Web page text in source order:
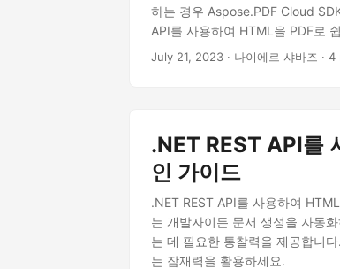
하는 경우 Aspose.PDF Cloud
API를 사용하여 HTML을 PDF로
July 21, 2023 · 나이에르 샤바즈 · 4
.NET REST API를
인 가이드
.NET REST API를 사용하여
는 개발자이든 문서 생성을 자동
는 데 필요한 통찰력을 제공합니
는 잠재력을 활용하세요.